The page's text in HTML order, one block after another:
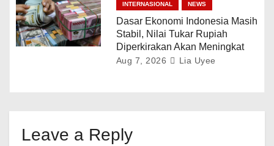
INTERNASIONAL NEWS
Dasar Ekonomi Indonesia Masih
Stabil, Nilai Tukar Rupiah
Diperkirakan Akan Meningkat
Aug 7, 2026 Lia Uyee
Leave a Reply